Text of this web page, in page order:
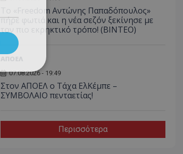
Το «Freedom Αντώνης Παπαδόπουλος»
πήρε φωτιά και η νέα σεζόν ξεκίνησε με
τον πιο εκρηκτικό τρόπο! (ΒΙΝΤΕΟ)
07.08.2026 - 19:49
Στον ΑΠΟΕΛ ο Τάχα ΕλΚέμπε –
ΣΥΜΒΟΛΑΙΟ πενταετίας!
Περισσότερα